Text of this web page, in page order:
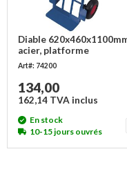
Diable
acier, platforme
400x150mm
Art#: 74200
134,00
162,14 TVA inclus
En stock
10-15 jours ouvrés